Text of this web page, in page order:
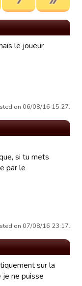
le joueur
on 06/08/16 15:27.
si tu mets
par le
on 07/08/16 23:17.
sur la
ne puisse